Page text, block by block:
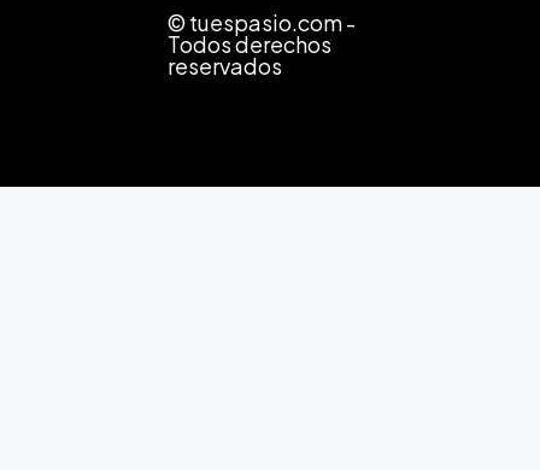
© tuespasio.com -
Todos derechos
reservados